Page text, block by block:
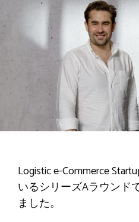
Logistic e-Commerce
いるシリーズAラウンド
ました。